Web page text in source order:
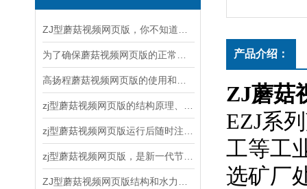
产品介绍：
ZJ蘑菇
EZJ系列
工等工
选矿厂